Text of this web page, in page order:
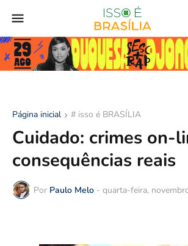
Página inicial # isso é BRASÍLIA
Cuidado: crimes on-
consequências reais
Por Paulo Melo - quarta-feira,